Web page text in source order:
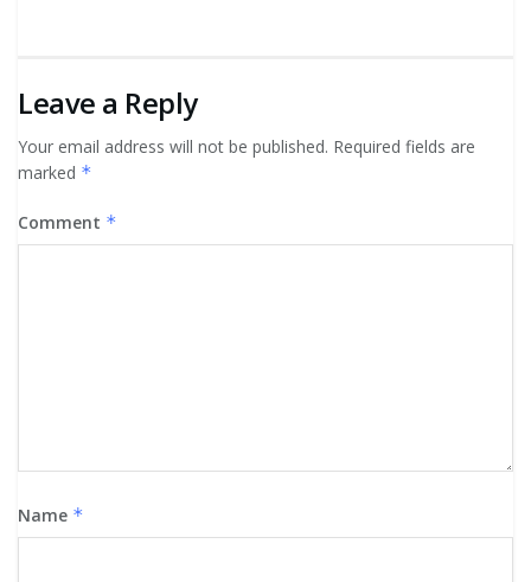
Leave a Reply
Your email address will not be published. Required fields are
marked *
Comment *
Name *